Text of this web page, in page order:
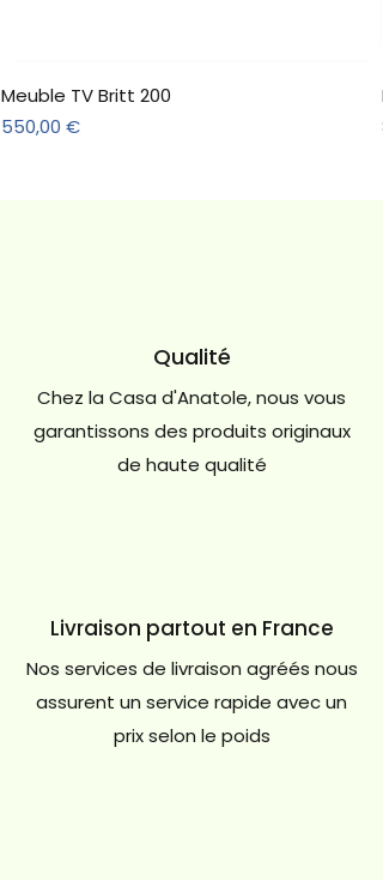
Meuble TV Britt 200
Prix
550,00 €
Qualité
Chez la Casa d'Anatole, nous vous
garantissons des produits originaux
de haute qualité
Livraison partout en France
Nos services de livraison agréés nous
assurent un service rapide avec un
prix selon le poids